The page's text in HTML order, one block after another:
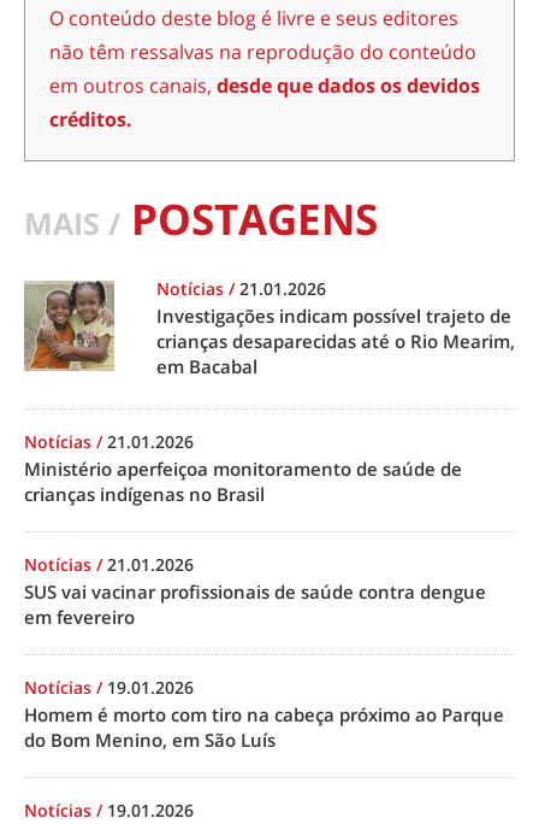
O conteúdo deste blog é livre e seus editores
não têm ressalvas na reprodução do conteúdo
em outros canais, desde que dados os devidos
créditos.
MAIS / POSTAGENS
Notícias /21.01.2026
Investigações indicam possível trajeto de
crianças desaparecidas até o Rio Mearim,
em Bacabal
Notícias /21.01.2026
Ministério aperfeiçoa monitoramento de saúde de
crianças indígenas no Brasil
Notícias /21.01.2026
SUS vai vacinar profissionais de saúde contra dengue
em fevereiro
Notícias / 19.01.2026
Homem é morto com tiro na cabeça próximo ao Parque
do Bom Menino, em São Luís
Notícias / 19.01.2026